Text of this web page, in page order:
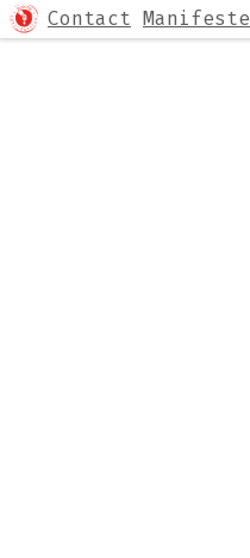
Contact Manifeste